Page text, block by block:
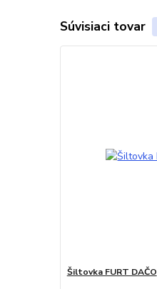
Súvisiaci tovar
Šiltovka FURT DAČO